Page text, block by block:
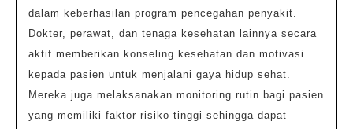
dalam keberhasilan program pencegahan penyakit.
Dokter, perawat, dan tenaga kesehatan lainnya secara
aktif memberikan konseling kesehatan dan motivasi
kepada pasien untuk menjalani gaya hidup sehat.
Mereka juga melaksanakan monitoring rutin bagi pasien
yang memiliki faktor risiko tinggi sehingga dapat